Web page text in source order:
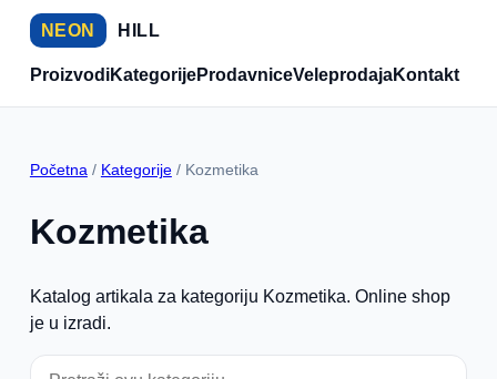
NEON HILL
ProizvodiKategorijeProdavniceVeleprodajaKontakt
Početna / Kategorije/ Kozmetika
Kozmetika
Katalog artikala za kategoriju Kozmetika. Online shop
je u izradi.